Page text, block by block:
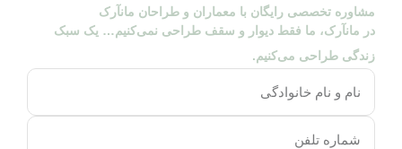
مشاوره تخصصی رایگان با معماران و طراحان مانآرک
در مانآرک، ما فقط دیوار و سقف طراحی نمی‌کنیم… یک سبک
زندگی طراحی می‌کنیم.